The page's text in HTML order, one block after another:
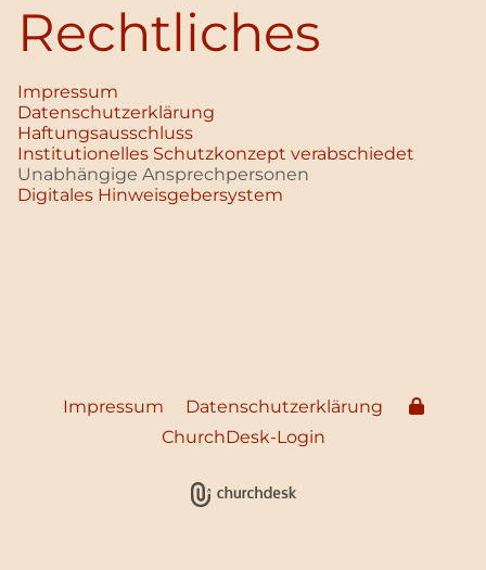
Rechtliches
Impressum
Datenschutz­erklärung
Haftungsausschluss
Institutionelles Schutzkonzept verabschiedet
Unabhängige Ansprechpersonen
Digitales Hinweisgebersystem
Impressum
Datenschutzerklärung
ChurchDesk-Login